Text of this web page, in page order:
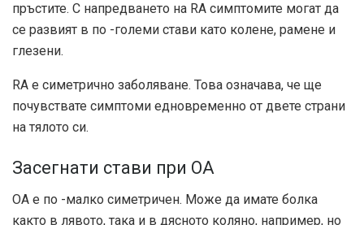
пръстите. С напредването на RA симптомите могат да
се развият в по -големи стави като колене, рамене и
глезени.
RA е симетрично заболяване. Това означава, че ще
почувствате симптоми едновременно от двете страни
на тялото си.
Засегнати стави при ОА
OA е по -малко симетричен. Може да имате болка
както в лявото, така и в дясното коляно, например, но